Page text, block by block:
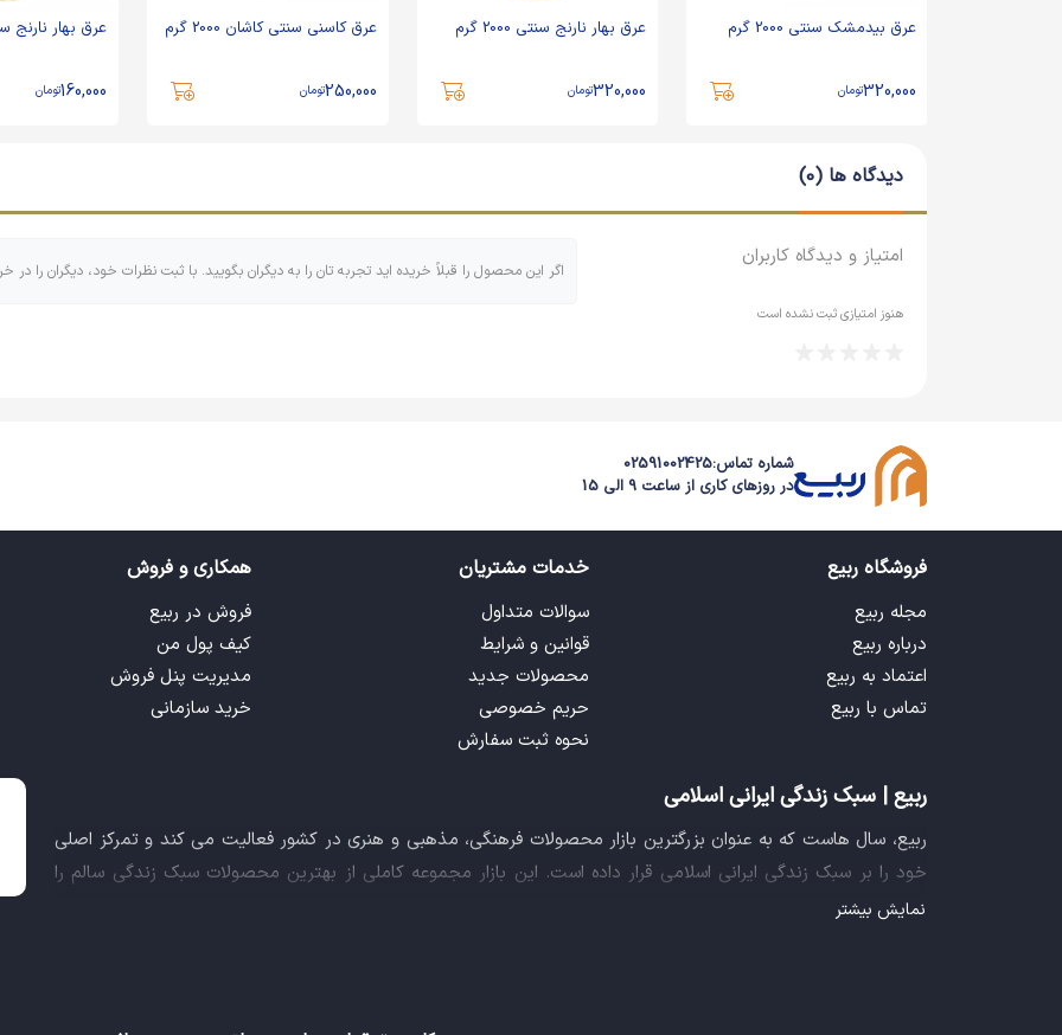
عرق بیدمشک سنتی 2000 گرم
320,000تومان
عرق بهار نارنج سنتی 2000 گرم
320,000تومان
عرق کاسنی سنتی کاشان 2000 گرم
250,000تومان
عرق بهار نارنج سنتی
160,000تومان
دیدگاه ها (0)
امتیاز و دیدگاه کاربران
هنوز امتیازی ثبت نشده است
اگر این محصول را قبلاً خریده اید تجربه تان را به دیگران بگویید. با ثبت نظرات خود، دیگران را در
شماره تماس:02591002425
در روزهای کاری از ساعت 9 الی 15
فروشگاه ربیع
مجله ربیع
درباره ربیع
اعتماد به ربیع
تماس با ربیع
خدمات مشتریان
سوالات متداول
قوانین و شرایط
محصولات جدید
حریم خصوصی
نحوه ثبت سفارش
همکاری و فروش
فروش در ربیع
کیف پول من
مدیریت پنل فروش
خرید سازمانی
ربیع | سبک زندگی ایرانی اسلامی
ربیع، سال هاست که به عنوان بزرگترین بازار محصولات فرهنگی، مذهبی و هنری در کشور فعالیت می کند و تمرکز اصلی
خود را بر سبک زندگی ایرانی اسلامی قرار داده است. این بازار مجموعه کاملی از بهترین محصولات سبک زندگی سالم را
فراهم آورده تا تمام نیازهای شما را برای خرید اینترنتی کالاهای فرهنگی، مذهبی و هنری برآورده نماید.
نمایش بیشتر